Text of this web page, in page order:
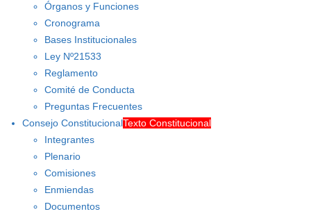
Órganos y Funciones
Cronograma
Bases Institucionales
Ley Nº21533
Reglamento
Comité de Conducta
Preguntas Frecuentes
Consejo ConstitucionalTexto Constitucional
Integrantes
Plenario
Comisiones
Enmiendas
Documentos